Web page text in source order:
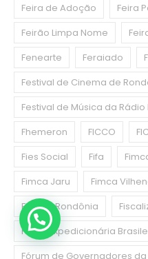
Feira de Adoção
Feira
Feirão Limpa Nome
Fenearte
Feraiado
Festival de Cinema de
Festival de Música da
Fhemeron
FICCO
Fies Social
Fifa
Fimca Jaru
Fimca
Fiocruz Rondônia
Força Expedicionária
Fórum de Governadores